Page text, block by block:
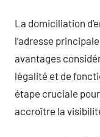
La domiciliation
l’adresse
avantages
légalité et de
étape cruciale
accroître la